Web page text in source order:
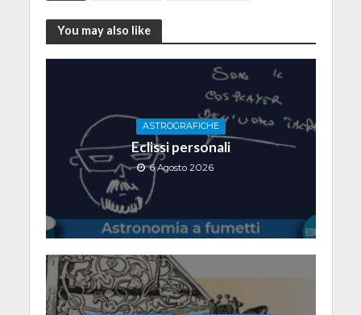
You may also like
ASTROGRAFICHE
Eclissi personali
6 Agosto 2026